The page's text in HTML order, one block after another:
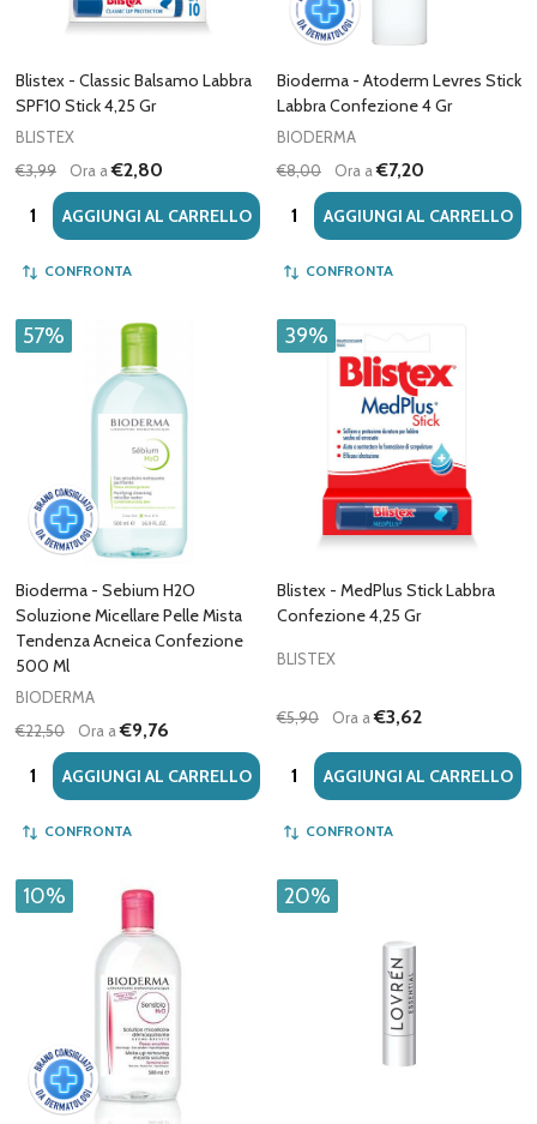
Blistex - Classic Balsamo Labbra
SPF10 Stick 4,25 Gr
BLISTEX
€3,99
Ora a€2,80
Quantità:AGGIUNGI AL CARRELLO
CONFRONTA
Bioderma - Atoderm Levres Stick
Labbra Confezione 4 Gr
BIODERMA
€8,00
Ora a€7,20
Quantità:AGGIUNGI AL CARRELLO
CONFRONTA
57%
Bioderma - Sebium H2O
Soluzione Micellare Pelle Mista
Tendenza Acneica Confezione
500 Ml
BIODERMA
€22,50
Ora a€9,76
Quantità:AGGIUNGI AL CARRELLO
CONFRONTA
39%
Blistex - MedPlus Stick Labbra
Confezione 4,25 Gr
BLISTEX
€5,90 Ora a€3,62
Quantità:AGGIUNGI AL CARRELLO
CONFRONTA
10% 20%